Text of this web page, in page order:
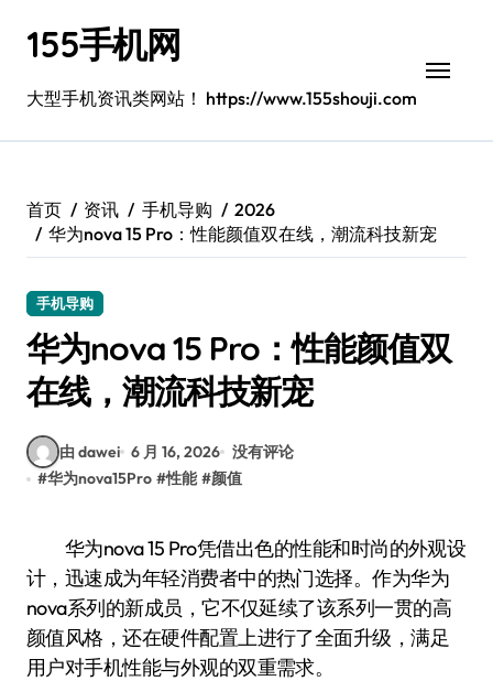
155手机网
大型手机资讯类网站！ https://www.155shouji.com
首页 资讯 手机导购
2026
华为nova 15 Pro：性能颜值双在线，潮流科技新宠
手机导购
华为nova 15 Pro：性能颜值双
在线，潮流科技新宠
由 dawei 6 月 16, 2026 没有评论
#华为nova15Pro #性能 #颜值
华为nova 15 Pro凭借出色的性能和时尚的外观设
计，迅速成为年轻消费者中的热门选择。作为华为
nova系列的新成员，它不仅延续了该系列一贯的高
颜值风格，还在硬件配置上进行了全面升级，满足
用户对手机性能与外观的双重需求。